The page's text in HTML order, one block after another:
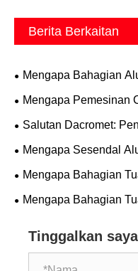
Berita Berkaitan
Mengapa Bahagian
Lebih Cepat Daripada
Mengapa Pemesinan
Penyejuk Tekanan
Salutan Dacromet:
Penggunaan Dunia
Mengapa Sesendal
Perhatian Daripada
Mengapa Bahagian
Karat Menjadi
Mengapa Bahagian
Tinggalkan